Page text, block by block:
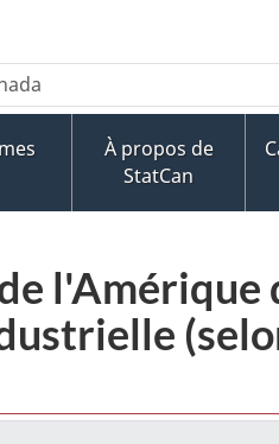
À propos de
StatCan
l'Amérique